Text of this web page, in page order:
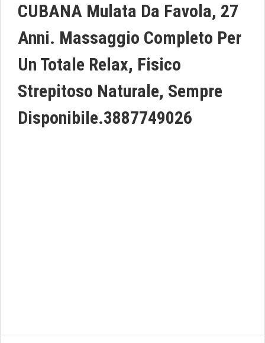
CUBANA Mulata Da Favola, 27
Anni. Massaggio Completo Per
Un Totale Relax, Fisico
Strepitoso Naturale, Sempre
Disponibile.3887749026